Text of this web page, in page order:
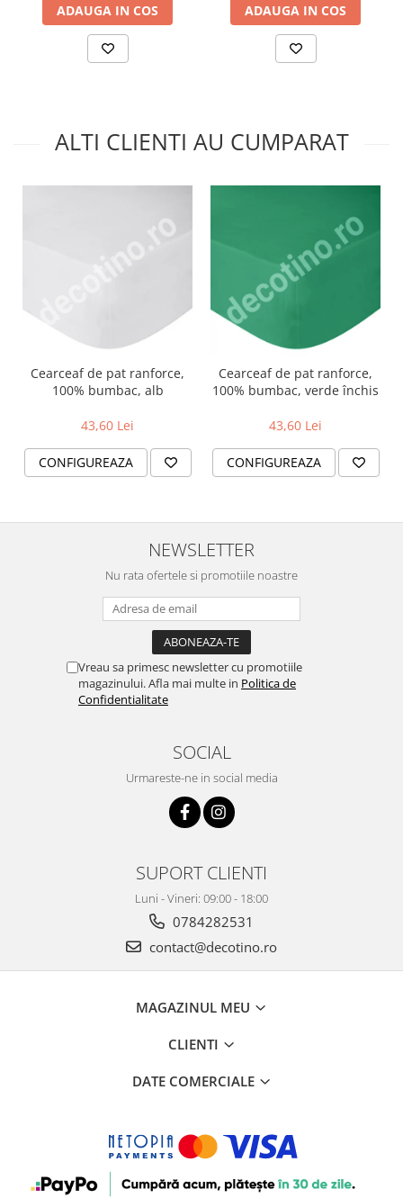
ADAUGA IN COS ADAUGA IN COS
ALTI CLIENTI AU CUMPARAT
Cearceaf de pat ranforce,
100% bumbac, alb
43,60 Lei
CONFIGUREAZA
Cearceaf de pat ranforce,
100% bumbac, verde închis
43,60 Lei
CONFIGUREAZA
NEWSLETTER
Nu rata ofertele si promotiile noastre
Vreau sa primesc newsletter cu promotiile
magazinului. Afla mai multe in Politica de
Confidentialitate
SOCIAL
Urmareste-ne in social media
SUPORT CLIENTI
Luni - Vineri: 09:00 - 18:00
0784282531
contact@decotino.ro
MAGAZINUL MEU
CLIENTI
DATE COMERCIALE